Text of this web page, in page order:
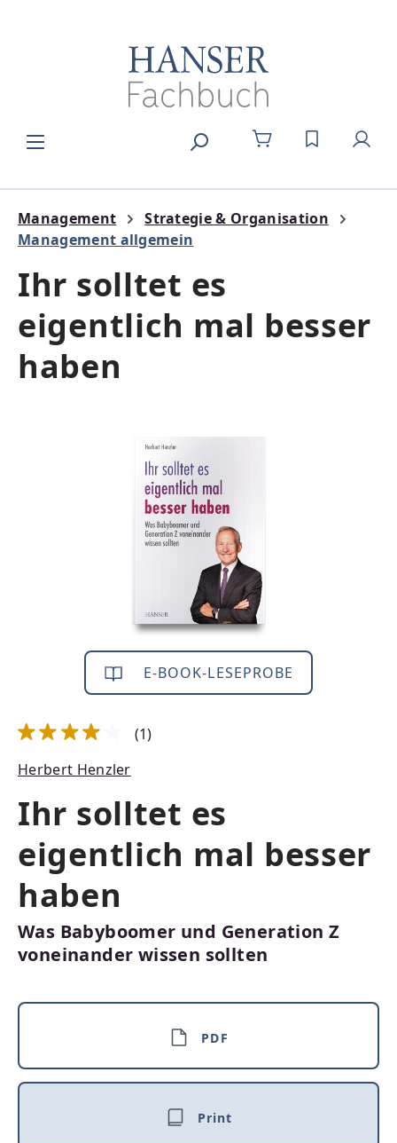
DU HAST 0
Management
Strategie & Organisation
Management allgemein
Ihr solltet es
eigentlich mal besser
haben
Bildergalerie überspringen
E-BOOK-LESEPROBE
(1)
Herbert Henzler
Ihr solltet es
eigentlich mal besser
haben
Was Babyboomer und Generation Z
voneinander wissen sollten
PDF
Print